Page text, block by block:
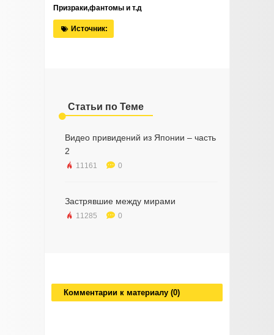
Призраки,фантомы и т.д
Источник:
Статьи по Теме
Видео привидений из Японии – часть
2
11161 0
Застрявшие между мирами
11285 0
Комментарии к материалу (0)